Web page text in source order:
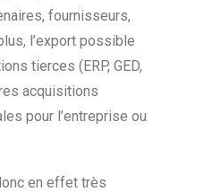
fournisseurs,
l’export possible
tierces (ERP, GED,
acquisitions
pour l’entreprise ou
en effet très